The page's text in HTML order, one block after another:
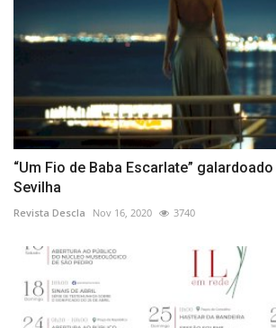
“Um Fio de Baba Escarlate”
Sevilha
Revista Descla Nov 16, 2020 3740